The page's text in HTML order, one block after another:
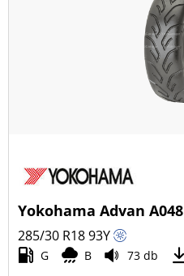
Yokohama Advan A048
285/30 R1893Y
G B 73 db